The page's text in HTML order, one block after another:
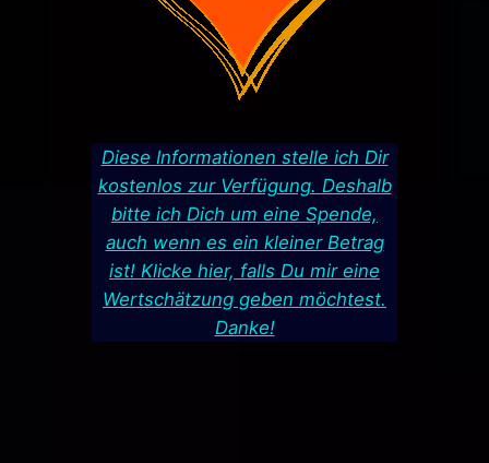
Diese Informationen stelle ich Dir
kostenlos zur Verfügung. Deshalb
bitte ich Dich um eine Spende,
auch wenn es ein kleiner Betrag
ist! Klicke hier, falls Du mir eine
Wertschätzung geben möchtest.
Danke!